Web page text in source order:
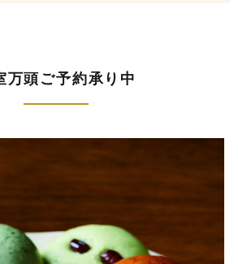
万頭ご予約承り中